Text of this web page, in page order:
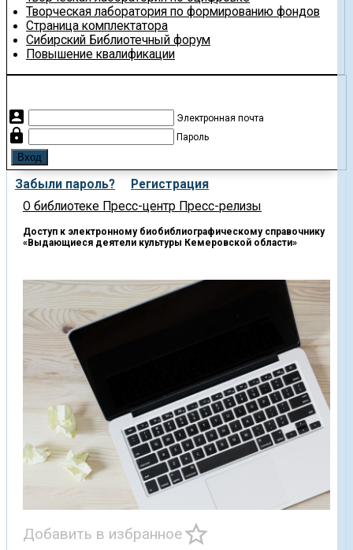
Творческая лаборатория по формированию фондов
Страница комплектатора
Сибирский Библиотечный форум
Повышение квалификации
account_box Электронная почта
lock Пароль
Забыли пароль?
Регистрация
О библиотеке Пресс-центр Пресс-релизы
Доступ к электронному биобиблиографическому справочнику
«Выдающиеся деятели культуры Кемеровской области»
Добавить в избранноеstar_border